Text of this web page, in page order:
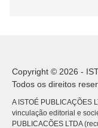
Copyright © 2026 -
Todos os direitos
A ISTOÉ PUBLICAÇÕES
vinculação editorial e
PUBLICACÕES LTDA